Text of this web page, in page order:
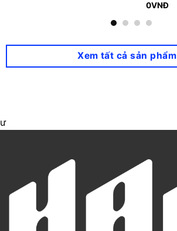
Rated
0
out
5
0VNĐ
Xem tất cả sản phẩm
ư